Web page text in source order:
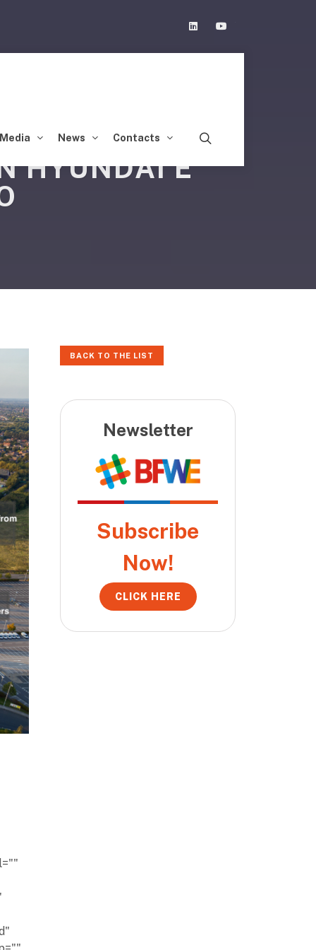
Linkedin
Media News Contacts
HYUNDAI E
BACK TO THE LIST
Newsletter
Subscribe
Now!
CLICK HERE